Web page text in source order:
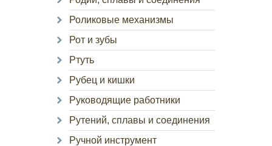
Роликовые механизмы
Рот и зубы
Ртуть
Рубец и кишки
Руководящие работники
Рутений, сплавы и соединения
Ручной инструмент